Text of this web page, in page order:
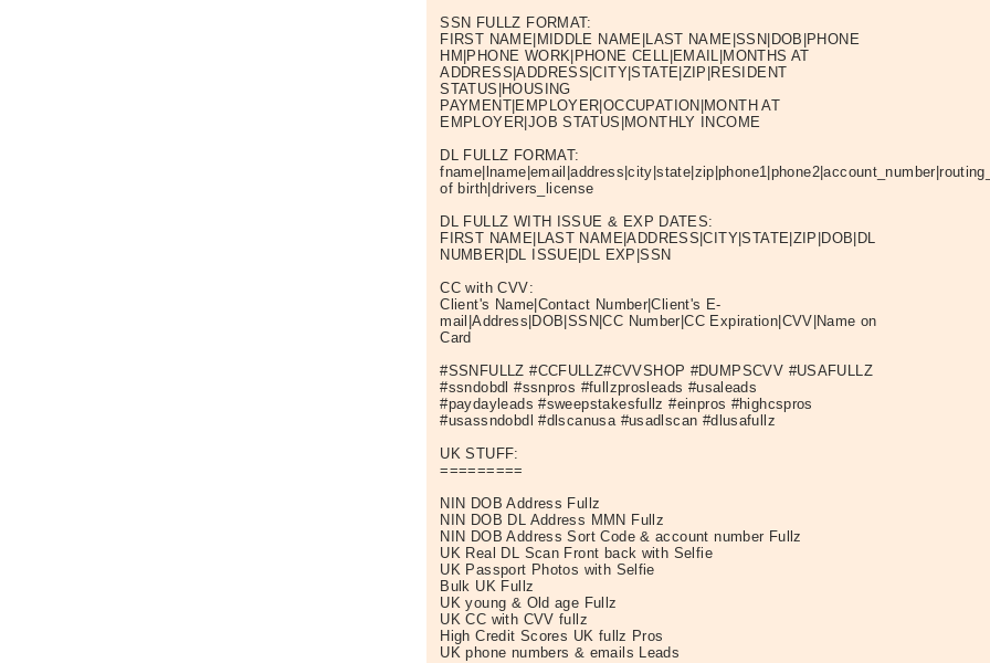
SSN FULLZ FORMAT:
FIRST NAME|MIDDLE NAME|LAST NAME|SSN|DOB|PHONE
HM|PHONE WORK|PHONE CELL|EMAIL|MONTHS AT
ADDRESS|ADDRESS|CITY|STATE|ZIP|RESIDENT
STATUS|HOUSING
PAYMENT|EMPLOYER|OCCUPATION|MONTH AT
EMPLOYER|JOB STATUS|MONTHLY INCOME
DL FULLZ FORMAT:
of birth|drivers_license
DL FULLZ WITH ISSUE & EXP DATES:
FIRST NAME|LAST NAME|ADDRESS|CITY|STATE|ZIP|DOB|DL
NUMBER|DL ISSUE|DL EXP|SSN
CC with CVV:
Client's Name|Contact Number|Client's E-
mail|Address|DOB|SSN|CC Number|CC Expiration|CVV|Name on
Card
#SSNFULLZ #CCFULLZ#CVVSHOP #DUMPSCVV #USAFULLZ
#ssndobdl #ssnpros #fullzprosleads #usaleads
#paydayleads #sweepstakesfullz #einpros #highcspros
#usassndobdl #dlscanusa #usadlscan #dlusafullz
UK STUFF:
=========
NIN DOB Address Fullz
NIN DOB DL Address MMN Fullz
NIN DOB Address Sort Code & account number Fullz
UK Real DL Scan Front back with Selfie
UK Passport Photos with Selfie
Bulk UK Fullz
UK young & Old age Fullz
UK CC with CVV fullz
High Credit Scores UK fullz Pros
UK phone numbers & emails Leads